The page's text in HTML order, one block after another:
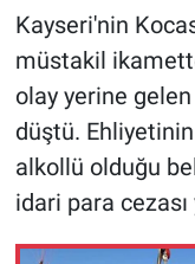
Kayseri'nin
müstakil
olay yerine
düştü.
alkollü olduğu
idari para cezası